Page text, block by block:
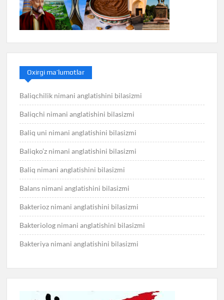
Oxirgi ma’lumotlar
Baliqchilik nimani anglatishini bilasizmi
Baliqchi nimani anglatishini bilasizmi
Baliq uni nimani anglatishini bilasizmi
Baliqko’z nimani anglatishini bilasizmi
Baliq nimani anglatishini bilasizmi
Balans nimani anglatishini bilasizmi
Bakterioz nimani anglatishini bilasizmi
Bakteriolog nimani anglatishini bilasizmi
Bakteriya nimani anglatishini bilasizmi